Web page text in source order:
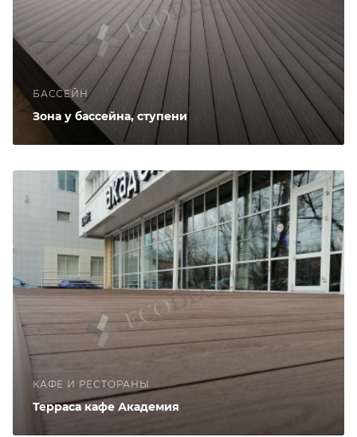
БАССЕЙН
Зона у бассейна, ступени
КАФЕ И РЕСТОРАНЫ
Терраса кафе Академия